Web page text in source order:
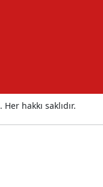
hakkı saklıdır.